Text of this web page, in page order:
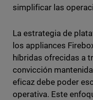
simplificar las
La estrategia de
los appliances
híbridas ofrecidas a
convicción
eficaz debe poder
operativa. Este